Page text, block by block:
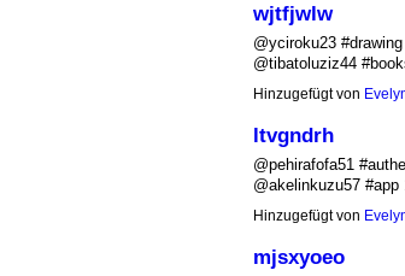
wjtfjwlw
@yciroku23
@tibatoluziz44
Hinzugefügt von
ltvgndrh
@pehirafofa51
@akelinkuzu57 #app
Hinzugefügt von
mjsxyoeo